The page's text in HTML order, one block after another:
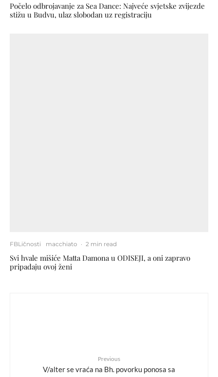
Počelo odbrojavanje za Sea Dance: Najveće svjetske zvijezde
stižu u Budvu, ulaz slobodan uz registraciju
FBLičnosti macchiato · 2 min read
Svi hvale mišiće Matta Damona u ODISEJI, a oni zapravo
pripadaju ovoj ženi
Previous
V/alter se vraća na Bh. povorku ponosa sa